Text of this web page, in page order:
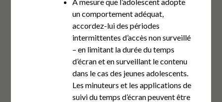
un comportement adéquat,
accordez-lui des périodes
intermittentes d’accès non surveillé
– en limitant la durée du temps
d’écran et en surveillant le contenu
dans le cas des jeunes adolescents.
Les minuteurs et les applications de
suivi du temps d’écran peuvent être